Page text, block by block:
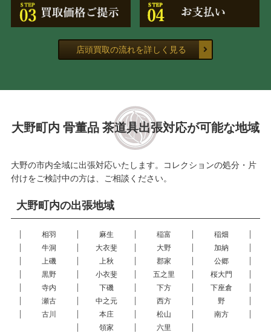
店頭買取の流れを詳しく見る
大野町内 骨董品 茶道具出張対応が可能な地域
大野の市内全域に出張対応いたします。コレクションの処分・片
付けをご検討中の方は、ご相談ください。
大野町内の出張地域
相羽 麻生 稲富
稲畑
牛洞
大衣斐 大野
加納
上磯
上秋 郡家
公郷
黒野
小衣斐 五之里
桜大門
寺内
下磯 下方
下座倉
瀬古
中之元 西方
野
古川
本庄 松山
南方
領家
六里